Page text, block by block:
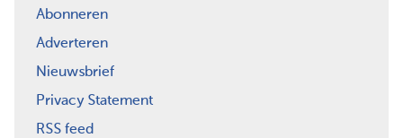
Abonneren
Adverteren
Nieuwsbrief
Privacy Statement
RSS feed